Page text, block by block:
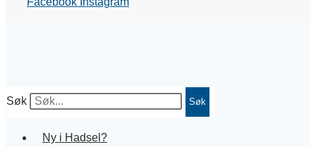
Søk Søk
Ny i Hadsel?